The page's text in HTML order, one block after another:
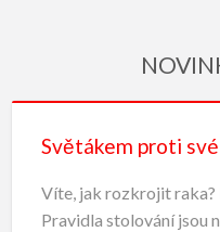
Světákem proti
Víte, jak rozkrojit
Pravidla stolování jsou